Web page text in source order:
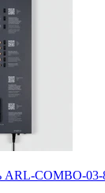
COMBO-03-